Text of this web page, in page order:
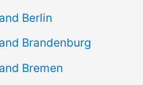
Berlin
Brandenburg
Bremen